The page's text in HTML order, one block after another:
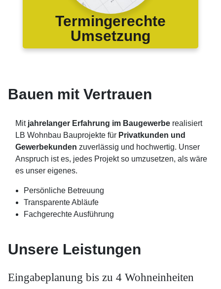
Termingerechte
Umsetzung
Bauen mit Vertrauen
Mit jahrelanger Erfahrung im Baugewerbe realisiert
LB Wohnbau Bauprojekte für Privatkunden und
Gewerbekunden zuverlässig und hochwertig. Unser
Anspruch ist es, jedes Projekt so umzusetzen, als wäre
es unser eigenes.
Persönliche Betreuung
Transparente Abläufe
Fachgerechte Ausführung
Unsere Leistungen
Eingabeplanung bis zu 4 Wohneinheiten